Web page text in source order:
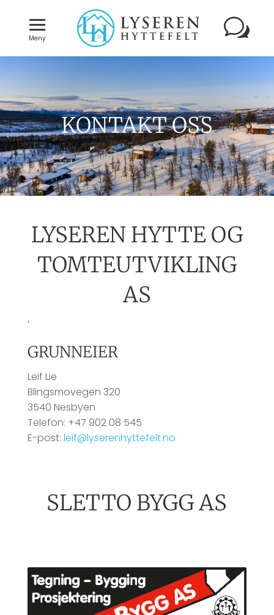
Meny
KONTAKT OSS
LYSEREN HYTTE OG
TOMTEUTVIKLING
AS
‘
GRUNNEIER
Leif Lie
Blingsmovegen 320
3540 Nesbyen
Telefon: +47 902 08 545
E-post: leif@lyserenhyttefelt.no
SLETTO BYGG AS